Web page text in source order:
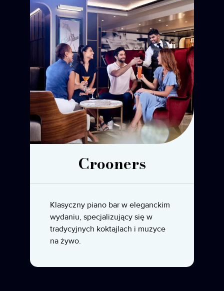
Crooners
Klasyczny piano bar w eleganckim
wydaniu, specjalizujący się w
tradycyjnych koktajlach i muzyce
na żywo.